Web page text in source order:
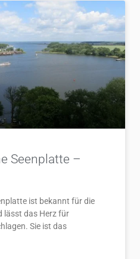
Seenplatte –
ist bekannt für die
lässt das Herz für
Sie ist das